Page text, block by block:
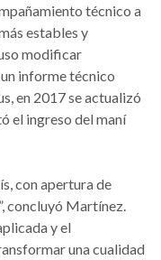
técnico a
estables y
modificar
informe técnico
en 2017 se actualizó
el ingreso del maní
con apertura de
concluyó Martínez.
y el
una cualidad